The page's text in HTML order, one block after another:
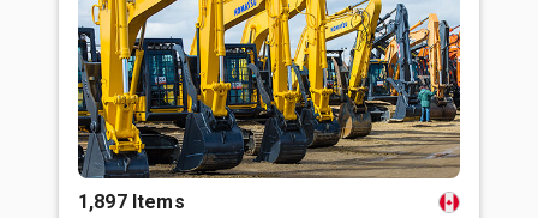
1,897 Items